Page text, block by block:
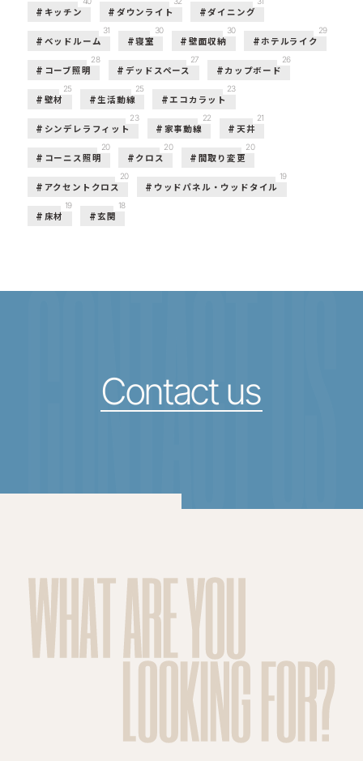
キッチン ダウンライト ダイニング
ベッドルーム
31
寝室
30
壁面収納
30
ホテルライク
29
コーブ照明
28
デッドスペース
27
カップボード
26
壁材
25
生活動線
25
エコカラット
23
シンデレラフィット
23
家事動線
22
天井
21
コーニス照明
20
クロス
20
間取り変更
20
アクセントクロス
20
ウッドパネル・ウッドタイル
19
床材
19
玄関
18
CONTACT US
Contact us
WHAT ARE YOU
LOOKING FOR?